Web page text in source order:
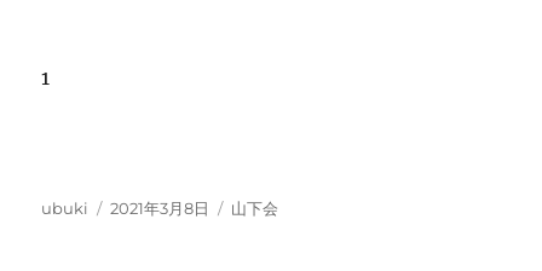
1
投
ubuki
投
2021年3月8日
カ
山下会